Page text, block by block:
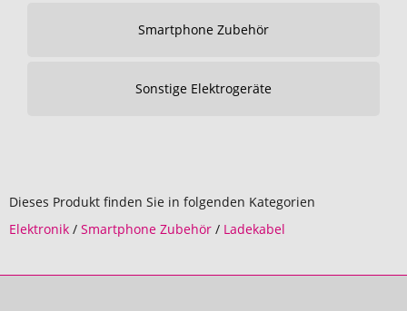
Smartphone Zubehör
Sonstige Elektrogeräte
Dieses Produkt finden Sie in folgenden Kategorien
Elektronik / Smartphone Zubehör / Ladekabel